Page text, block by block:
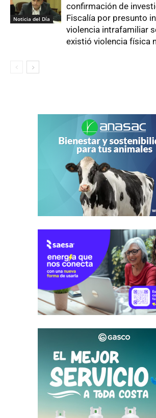
Noticia del Día
confirmación de
Fiscalía por presunto
violencia intrafamiliar
existió violencia física